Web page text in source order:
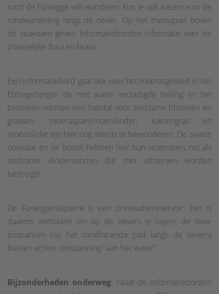
rond de Fürwigge wilt wandelen, kun je ook kiezen voor de
rondwandeling langs de oever. Op het themapad boven
de stuwdam geven informatieborden informatie over de
plaatselijke flora en fauna.
Een informatiebord gaat ook over het moerasgebied in het
Ebbegebergte: de met water verzadigde helling en het
bronveen vormen een habitat voor zeldzame bloemen en
grassen; moerasparelmoervlinder, katoengras en
moeraslelie zijn hier nog steeds te bewonderen. De zwarte
ooievaar en de bosuil hebben hier hun reservaten, net als
zeldzame vlindersoorten die met uitsterven worden
bedreigd.
De Fürwiggetalsperre is een drinkwaterreservoir. Het is
daarom verboden om op de oevers te lopen; de twee
bosbanken (op het rondlopende pad langs de oevers)
bieden echter ontspanning "aan het water".
Bijzonderheden onderweg: naast de informatieborden